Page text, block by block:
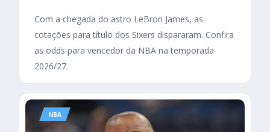
Com a chegada do astro LeBron James, as
cotações para título dos Sixers dispararam. Confira
as odds para vencedor da NBA na temporada
2026/27.
NBA